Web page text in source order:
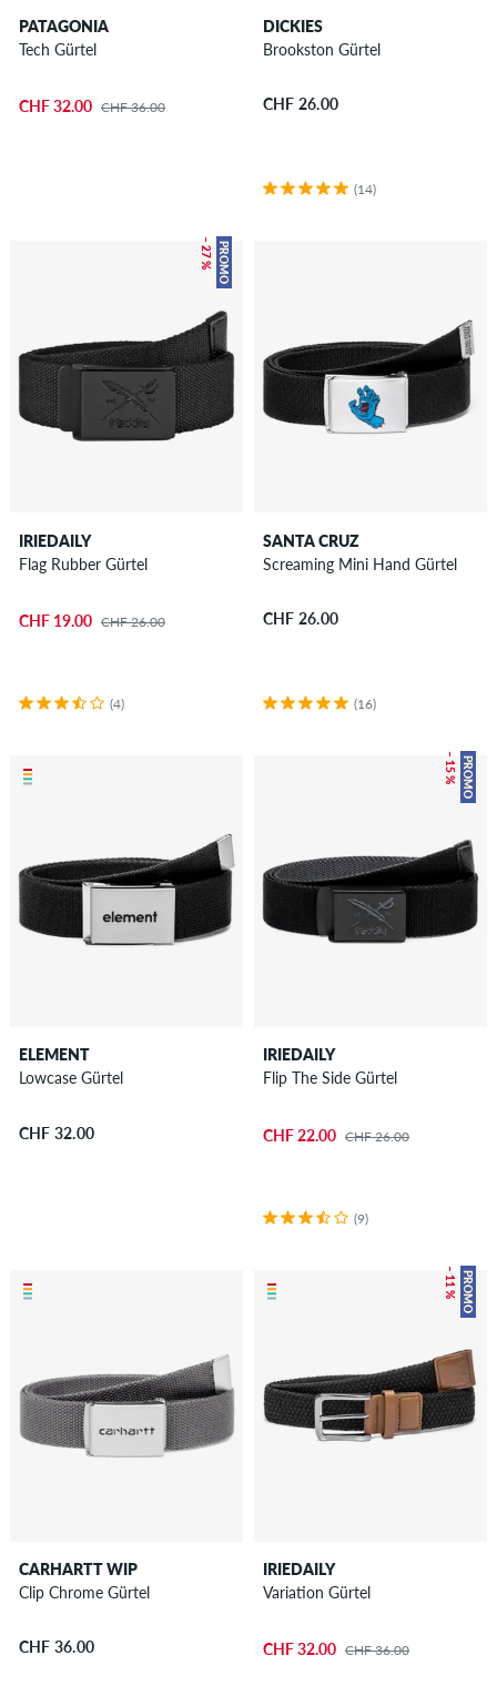
PATAGONIA
Tech Gürtel
CHF 32.00 CHF 36.00
DICKIES
Brookston Gürtel
CHF 26.00
(14)
PROMO
– 27 %
IRIEDAILY
Flag Rubber Gürtel
CHF 19.00 CHF 26.00
(4)
SANTA CRUZ
Screaming Mini Hand Gürtel
CHF 26.00
(16)
ELEMENT
Lowcase Gürtel
CHF 32.00
PROMO
– 15 %
IRIEDAILY
Flip The Side Gürtel
CHF 22.00 CHF 26.00
(9)
CARHARTT WIP
Clip Chrome Gürtel
CHF 36.00
PROMO
– 11 %
IRIEDAILY
Variation Gürtel
CHF 32.00 CHF 36.00